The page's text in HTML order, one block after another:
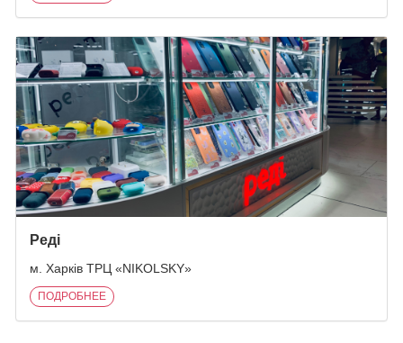
Реді
м. Харків ТРЦ «NIKOLSKY»
ПОДРОБНЕЕ